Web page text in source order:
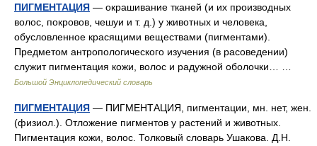
ПИГМЕНТАЦИЯ — окрашивание тканей (и их производных
волос, покровов, чешуи и т. д.) у животных и человека,
обусловленное красящими веществами (пигментами).
Предметом антропологического изучения (в расоведении)
служит пигментация кожи, волос и радужной оболочки… …
Большой Энциклопедический словарь
ПИГМЕНТАЦИЯ — ПИГМЕНТАЦИЯ, пигментации, мн. нет, жен.
(физиол.). Отложение пигментов у растений и животных.
Пигментация кожи, волос. Толковый словарь Ушакова. Д.Н.